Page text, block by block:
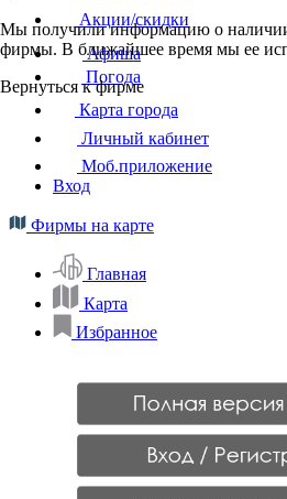
Мы получили информацию о
фирмы. В ближайшее время мы ее
Вернуться к фирме
Акции/скидки
Афиша
Погода
Карта города
Личный кабинет
Моб.приложение
Вход
Фирмы на карте
Главная
Карта
Избранное